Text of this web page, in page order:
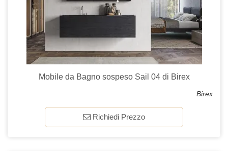
Mobile da Bagno sospeso Sail 04 di Birex
Birex
Richiedi Prezzo